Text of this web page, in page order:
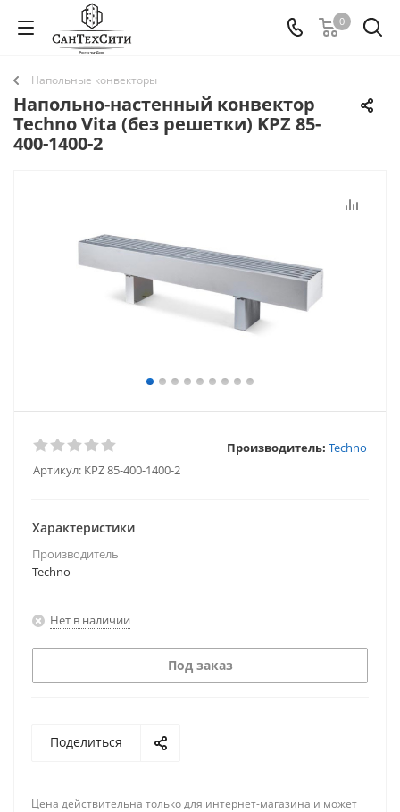
0
Напольные конвекторы
Напольно-настенный конвектор
Techno Vita (без решетки) KPZ 85-
400-1400-2
Артикул: KPZ 85-400-1400-2
Производитель: Techno
Характеристики
Производитель
Techno
Нет в наличии
Под заказ
Поделиться
Цена действительна только для интернет-магазина и может